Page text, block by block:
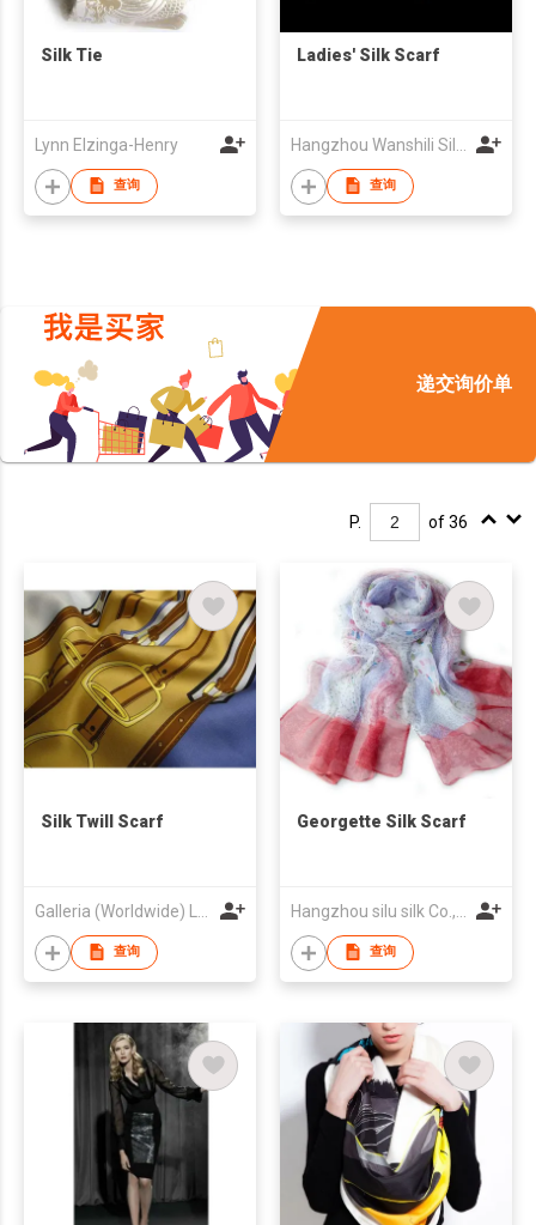
Silk Tie
Lynn Elzinga-Henry
查询
Ladies' Silk Scarf
查询
递交询价单
P. of 36
Silk Twill Scarf
查询
Georgette Silk Scarf
查询